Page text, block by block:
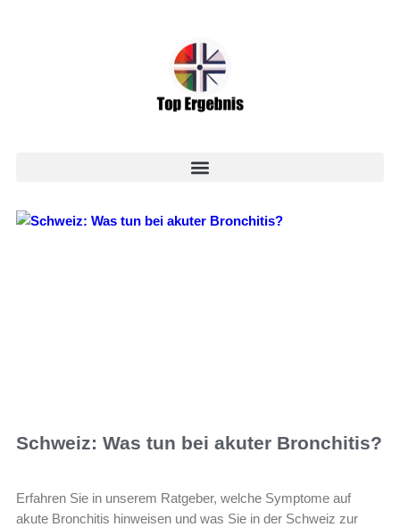
Schweiz: Was tun bei akuter Bronchitis?
Erfahren Sie in unserem Ratgeber, welche Symptome auf
akute Bronchitis hinweisen und was Sie in der Schweiz zur